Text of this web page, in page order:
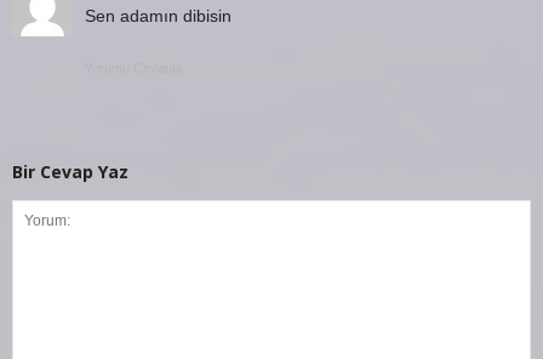
Sen adamın dibisin
Bir Cevap Yaz